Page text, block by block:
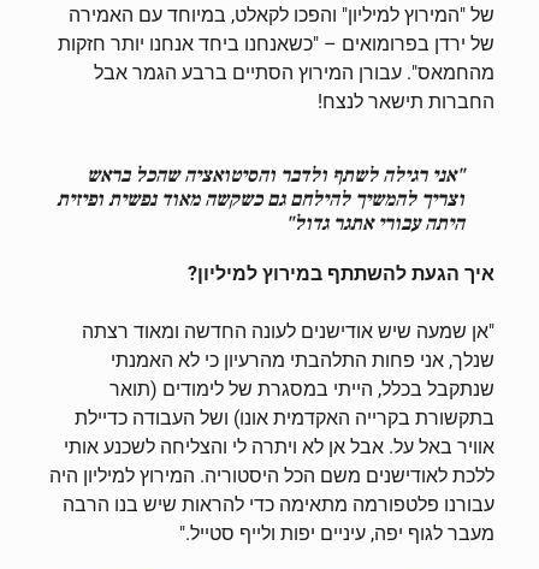
של "המירוץ למיליון" והפכו לקאלט, במיוחד עם האמירה
של ירדן בפרומואים – "כשאנחנו ביחד אנחנו יותר חזקות
מהחמאס". עבורן המירוץ הסתיים ברבע הגמר אבל
החברות תישאר לנצח!
"אני רגילה לשתף ולדבר והסיטואציה שהכל בראש
וצריך להמשיך להילחם גם כשקשה מאוד נפשית ופיזית
היתה עבורי אתגר גדול"
איך הגעת להשתתף במירוץ למיליון?
"אן שמעה שיש אודישנים לעונה החדשה ומאוד רצתה
שנלך, אני פחות התלהבתי מהרעיון כי לא האמנתי
שנתקבל בכלל, הייתי במסגרת של לימודים (תואר
בתקשורת בקרייה האקדמית אונו) ושל העבודה כדיילת
אוויר באל על. אבל אן לא ויתרה לי והצליחה לשכנע אותי
ללכת לאודישנים משם הכל היסטוריה. המירוץ למיליון היה
עבורנו פלטפורמה מתאימה כדי להראות שיש בנו הרבה
מעבר לגוף יפה, עיניים יפות ולייף סטייל."